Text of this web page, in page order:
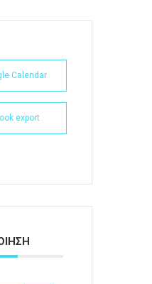
Calendar
export